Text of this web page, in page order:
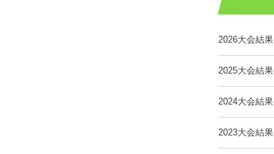
2026大会結果
2025大会結果
2024大会結果
2023大会結果